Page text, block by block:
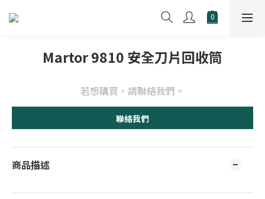
Martor 9810 安全刀片回收筒
若想購買，請聯絡我們。
聯絡我們
商品描述